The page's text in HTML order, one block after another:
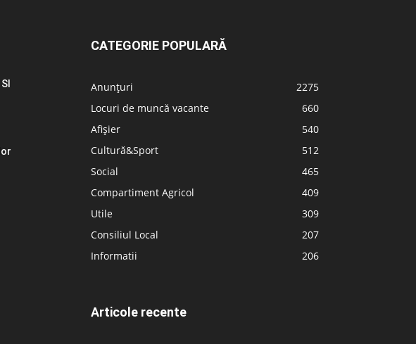
CATEGORIE POPULARĂ
Anunțuri
2275
Locuri de muncă vacante
660
Afișier
540
Cultură&Sport
512
Social
465
Compartiment Agricol
409
Utile
309
Consiliul Local
207
Informatii
206
Articole recente